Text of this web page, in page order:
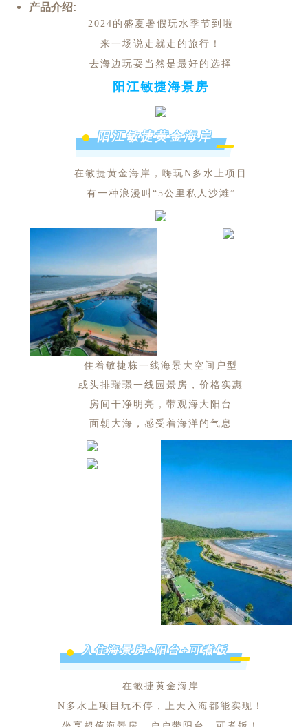
产品介绍:
2024的盛夏暑假玩水季节到啦
来一场说走就走的旅行！
去海边玩耍当然是最好的选择
阳江敏捷海景房
阳江敏捷黄金海岸
在敏捷黄金海岸，嗨玩N多水上项目
有一种浪漫叫“5公里私人沙滩”
住着敏捷栋一线海景大空间户型
或头排瑞璟一线园景房，价格实惠
房间干净明亮，带观海大阳台
面朝大海，感受着海洋的气息
入住海景房+阳台+可煮饭
在敏捷黄金海岸
N多水上项目玩不停，上天入海都能实现！